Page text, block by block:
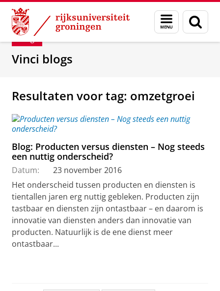
Skip
Content
Skip
Navigation
Menu
en
zoeken
Department of Innovation Management &
Blog
Vinci blogs
Resultaten voor tag: omzetgroei
Blog: Producten versus diensten – Nog steeds
een nuttig onderscheid?
Datum:
23 november 2016
Het onderscheid tussen producten en diensten is
tientallen jaren erg nuttig gebleken. Producten zijn
tastbaar en diensten zijn ontastbaar – en daarom is
innovatie van diensten anders dan innovatie van
producten. Natuurlijk is de ene dienst meer
ontastbaar...